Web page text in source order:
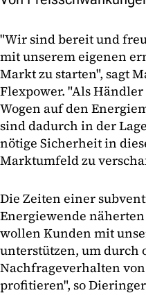
"Wir sind bereit und
mit unserem eigenen
Markt zu starten", sagt
Flexpower. "Als
Wogen auf den
sind dadurch in der
nötige Sicherheit in
Marktumfeld zu
Die Zeiten einer
Energiewende
wollen Kunden mit
unterstützen, um durch
Nachfrageverhalten
profitieren", so